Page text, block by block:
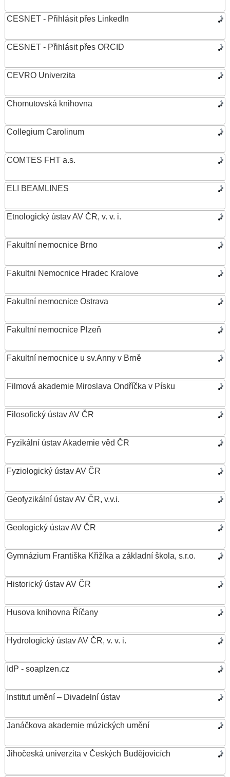
CESNET - Přihlásit přes LinkedIn
CESNET - Přihlásit přes ORCID
CEVRO Univerzita
Chomutovská knihovna
Collegium Carolinum
COMTES FHT a.s.
ELI BEAMLINES
Etnologický ústav AV ČR, v. v. i.
Fakultní nemocnice Brno
Fakultni Nemocnice Hradec Kralove
Fakultní nemocnice Ostrava
Fakultní nemocnice Plzeň
Fakultní nemocnice u sv.Anny v Brně
Filmová akademie Miroslava Ondříčka v Písku
Filosofický ústav AV ČR
Fyzikální ústav Akademie věd ČR
Fyziologický ústav AV ČR
Geofyzikální ústav AV ČR, v.v.i.
Geologický ústav AV ČR
Gymnázium Františka Křižíka a základní škola, s.r.o.
Historický ústav AV ČR
Husova knihovna Říčany
Hydrologický ústav AV ČR, v. v. i.
IdP - soaplzen.cz
Institut umění – Divadelní ústav
Janáčkova akademie múzických umění
Jihočeská univerzita v Českých Budějovicích